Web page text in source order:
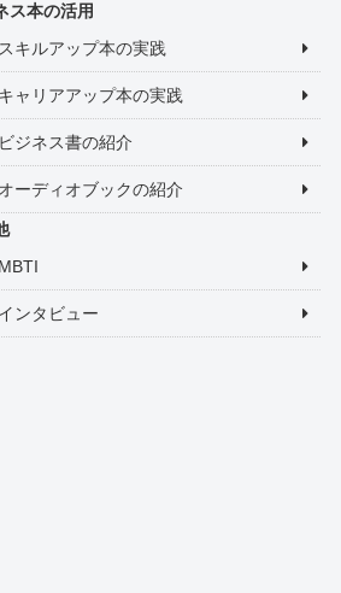
ス本の活用
キルアップ本の実践
ャリアアップ本の実践
ジネス書の紹介
ーディオブックの紹介
ンタビュー